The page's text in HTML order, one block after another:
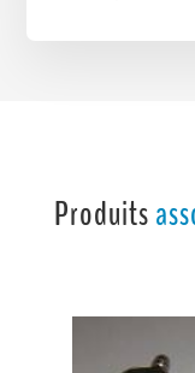
Produits